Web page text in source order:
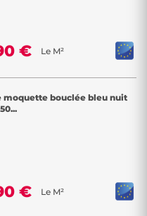
€ Le M²
moquette bouclée bleu nuit
€ Le M²